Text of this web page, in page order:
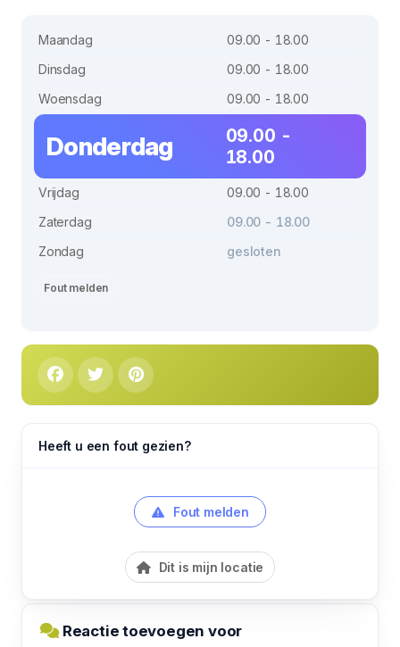
Maandag
09.00 - 18.00
Dinsdag
09.00 - 18.00
Woensdag
09.00 - 18.00
Donderdag
09.00 -
18.00
Vrijdag
09.00 - 18.00
Zaterdag
09.00 - 18.00
Zondag
gesloten
Fout melden
Heeft u een fout gezien?
Fout melden
Dit is mijn locatie
Reactie toevoegen voor